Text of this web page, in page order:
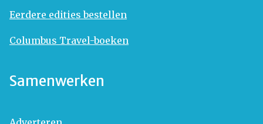
Eerdere edities bestellen
Columbus Travel-boeken
Samenwerken